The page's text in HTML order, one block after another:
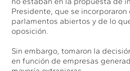
Presidente, que se incorporaron
parlamentos abiertos y de lo
oposición.
Sin embargo, tomaron la
en función de empresas